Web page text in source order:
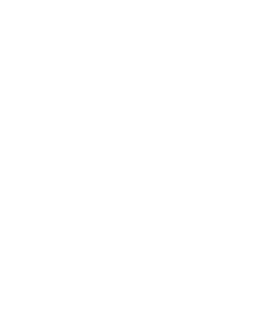
refinadas com pisos de
decorativas que evocam um